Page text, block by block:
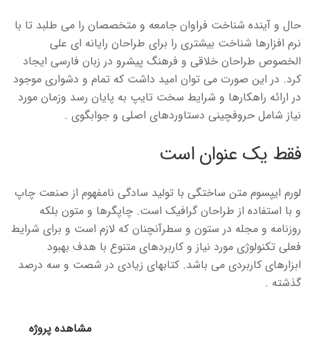
حال و آینده شناخت فراوان جامعه و متخصصان را می طلبد تا با
نرم افزارها شناخت بیشتری را برای طراحان رایانه ای علی
الخصوص طراحان خلاقی و فرهنگ پیشرو در زبان فارسی ایجاد
کرد. در این صورت می توان امید داشت که تمام و دشواری موجود
در ارائه راهکارها و شرایط سخت تایپ به پایان رسد وزمان مورد
نیاز شامل حروفچینی دستاوردهای اصلی و جوابگوی .
فقط یک عنوان است
لورم ایپسوم متن ساختگی با تولید سادگی نامفهوم از صنعت چاپ
و با استفاده از طراحان گرافیک است. چاپگرها و متون بلکه
روزنامه و مجله در ستون و سطرآنچنان که لازم است و برای شرایط
فعلی تکنولوژی مورد نیاز و کاربردهای متنوع با هدف بهبود
ابزارهای کاربردی می باشد. کتابهای زیادی در شصت و سه درصد
گذشته .
مشاهده پروژه